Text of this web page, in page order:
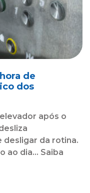
de
dos
após o
desligar da rotina.
ao dia... Saiba